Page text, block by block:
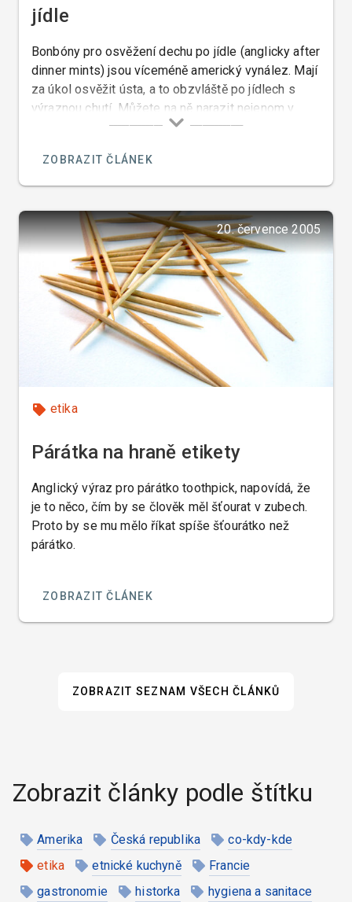
jídle
Bonbóny pro osvěžení dechu po jídle (anglicky after
dinner mints) jsou víceméně americký vynález. Mají
za úkol osvěžit ústa, a to obzvláště po jídlech s
výraznou chutí. Můžete na ně narazit nejenom v
restauracích, ale často i v amerických a
stále drží.
ZOBRAZIT ČLÁNEK
20. července 2005
etika
Párátka na hraně etikety
Anglický výraz pro párátko toothpick, napovídá, že
je to něco, čím by se člověk měl šťourat v zubech.
Proto by se mu mělo říkat spíše šťourátko než
párátko.
ZOBRAZIT ČLÁNEK
ZOBRAZIT SEZNAM VŠECH ČLÁNKŮ
Zobrazit články podle štítku
Amerika Česká republika
co-kdy-kde
etika
etnické kuchyně
Francie
gastronomie
historka
hygiena a sanitace